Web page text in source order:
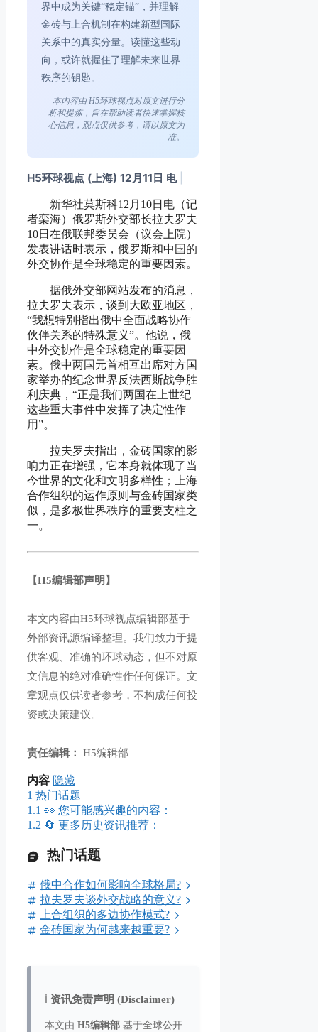
界中成为关键“稳定锚”，并理解
金砖与上合机制在构建新型国际
关系中的真实分量。读懂这些动
向，或许就握住了理解未来世界
秩序的钥匙。
— 本内容由 H5环球视点对原文进行分
析和提炼，旨在帮助读者快速掌握核
心信息，观点仅供参考，请以原文为
准。
H5环球视点 (上海) 12月11日 电
新华社莫斯科12月10日电（记
者栾海）俄罗斯外交部长拉夫罗夫
10日在俄联邦委员会（议会上院）
发表讲话时表示，俄罗斯和中国的
外交协作是全球稳定的重要因素。
据俄外交部网站发布的消息，
拉夫罗夫表示，谈到大欧亚地区，
“我想特别指出俄中全面战略协作
伙伴关系的特殊意义”。他说，俄
中外交协作是全球稳定的重要因
素。俄中两国元首相互出席对方国
家举办的纪念世界反法西斯战争胜
利庆典，“正是我们两国在上世纪
这些重大事件中发挥了决定性作
用”。
拉夫罗夫指出，金砖国家的影
响力正在增强，它本身就体现了当
今世界的文化和文明多样性；上海
合作组织的运作原则与金砖国家类
似，是多极世界秩序的重要支柱之
一。
【H5编辑部声明】
本文内容由H5环球视点编辑部基于
外部资讯源编译整理。我们致力于提
供客观、准确的环球动态，但不对原
文信息的绝对准确性作任何保证。文
章观点仅供读者参考，不构成任何投
资或决策建议。
责任编辑： H5编辑部
内容 隐藏
1 热门话题
1.1 👀 您可能感兴趣的内容：
1.2 🔄 更多历史资讯推荐：
热门话题
俄中合作如何影响全球格局?
拉夫罗夫谈外交战略的意义?
上合组织的多边协作模式?
金砖国家为何越来越重要?
ℹ️ 资讯免责声明 (Disclaimer)
本文由 H5编辑部 基于全球公开